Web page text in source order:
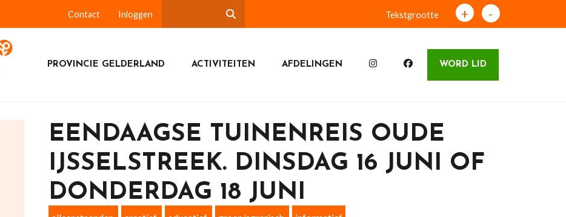
Contact Inloggen Tekstgrootte + -
PROVINCIE GELDERLAND ACTIVITEITEN AFDELINGEN WORD LID
EENDAAGSE TUINENREIS OUDE
IJSSELSTREEK. DINSDAG 16 JUNI OF
DONDERDAG 18 JUNI